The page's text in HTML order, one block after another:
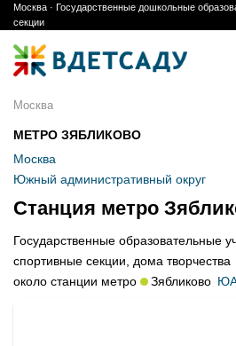
Skip
to
content
Москва · Государственные дошкольные
секции
Москва
МЕТРО ЗЯБЛИКОВО
Москва
Южный административный округ
Станция метро
Государственные образовательные
спортивные секции, дома творчества
около станции метро
Зябликово